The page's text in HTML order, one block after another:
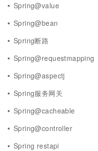
Spring@value
Spring@bean
Spring断路
Spring@requestmapping
Spring@aspectj
Spring服务网关
Spring@cacheable
Spring@controller
Spring restapi